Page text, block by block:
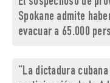
Spokane admite
evacuar a 65.000
“La dictadura